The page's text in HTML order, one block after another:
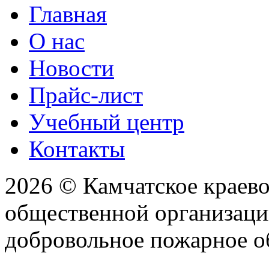
Главная
О нас
Новости
Прайс-лист
Учебный центр
Контакты
2026 © Камчатское
общественной
добровольное пожарное